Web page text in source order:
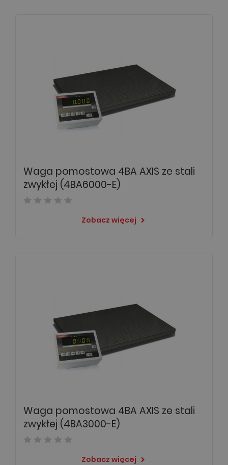
Waga pomostowa 4BA AXIS ze stali
zwykłej (4BA6000-E)
Zobacz więcej keyboard_arrow_right
Waga pomostowa 4BA AXIS ze stali
zwykłej (4BA3000-E)
Zobacz więcej keyboard_arrow_right